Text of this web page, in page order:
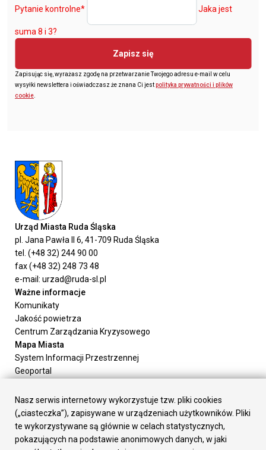
Pytanie kontrolne* Jaka jest
suma 8 i 3?
Zapisz się
Zapisując się, wyrażasz zgodę na przetwarzanie Twojego adresu e-mail w celu
wysyłki newslettera i oświadczasz że znana Ci jestpolityka prywatności i plików
cookie
Urząd Miasta Ruda Śląska
pl. Jana Pawła II 6, 41-709 Ruda Śląska
tel. (+48 32) 244 90 00
fax (+48 32) 248 73 48
e-mail: urzad@ruda-sl.pl
Ważne informacje
Komunikaty
Jakość powietrza
Centrum Zarządzania Kryzysowego
Mapa Miasta
System Informacji Przestrzennej
Geoportal
Załatw sprawę
Prezydent Miasta
Rada Miasta
Wydziały
Nasz serwis internetowy wykorzystuje tzw. pliki cookies
(„ciasteczka”), zapisywane w urządzeniach użytkowników. Pliki
te wykorzystywane są głównie w celach statystycznych,
pokazujących na podstawie anonimowych danych, w jaki